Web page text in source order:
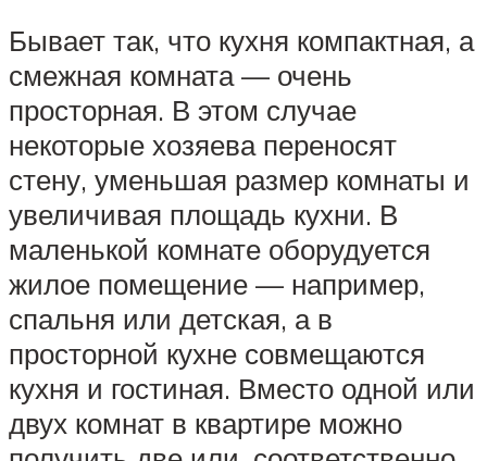
Бывает так, что кухня компактная, а
смежная комната — очень
просторная. В этом случае
некоторые хозяева переносят
стену, уменьшая размер комнаты и
увеличивая площадь кухни. В
маленькой комнате оборудуется
жилое помещение — например,
спальня или детская, а в
просторной кухне совмещаются
кухня и гостиная. Вместо одной или
двух комнат в квартире можно